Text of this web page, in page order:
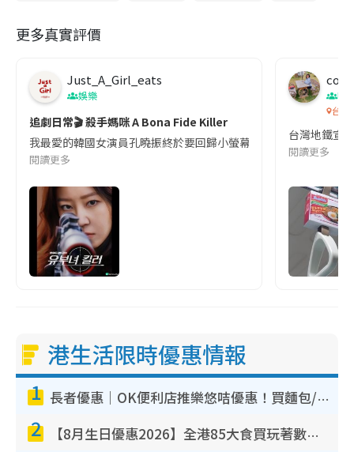
更多真實評價
Just_A_Girl_eats
娛樂
追劇日常🎬 殺手媽咪 A Bona Fide Killer
我最愛的韓國女演員孔曉振終於要回歸小螢幕啦!這次的劇本改編
閱讀更多
co
吹
台灣
台灣地鐵宣
閱讀更多
港生活限時優惠情報
1 長者優惠｜OK便利店推樂悠咭優惠！買麵包/牛奶/保健品拍卡即減
2 【8月生日優惠2026】全港85大食買玩著數攻略 自助餐/火鍋放題同行免費＋誠品/DONKI送現金券